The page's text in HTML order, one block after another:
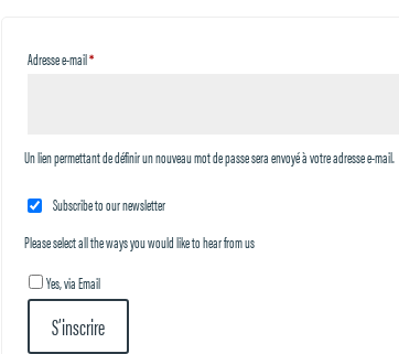
Adresse e-mail*Obligatoire
Un lien permettant de définir un nouveau mot de passe sera envoyé à votre adresse e-mail.
Subscribe to our newsletter
Please select all the ways you would like to hear from us
Yes, via Email
S’inscrire